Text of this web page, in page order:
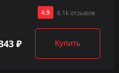
4.9 6.1k отзывов
₽ Купить